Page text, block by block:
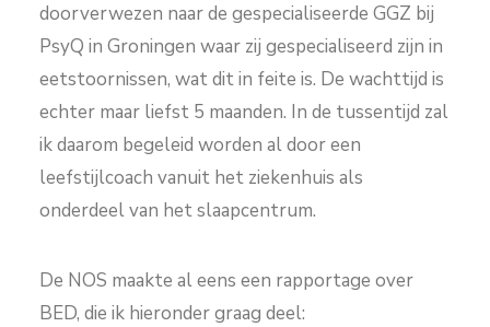
doorverwezen naar de gespecialiseerde GGZ bij
PsyQ in Groningen waar zij gespecialiseerd zijn in
eetstoornissen, wat dit in feite is. De wachttijd is
echter maar liefst 5 maanden. In de tussentijd zal
ik daarom begeleid worden al door een
leefstijlcoach vanuit het ziekenhuis als
onderdeel van het slaapcentrum.
De NOS maakte al eens een rapportage over
BED, die ik hieronder graag deel: